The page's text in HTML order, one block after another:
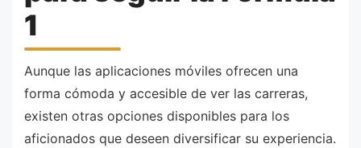
1
Aunque las aplicaciones móviles ofrecen una
forma cómoda y accesible de ver las carreras,
existen otras opciones disponibles para los
aficionados que deseen diversificar su experiencia.